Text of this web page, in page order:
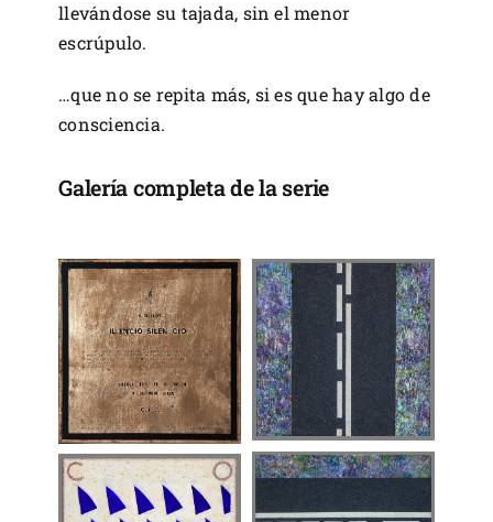
llevándose su tajada, sin el menor
escrúpulo.
…que no se repita más, si es que hay algo de
consciencia.
Galería completa de la serie